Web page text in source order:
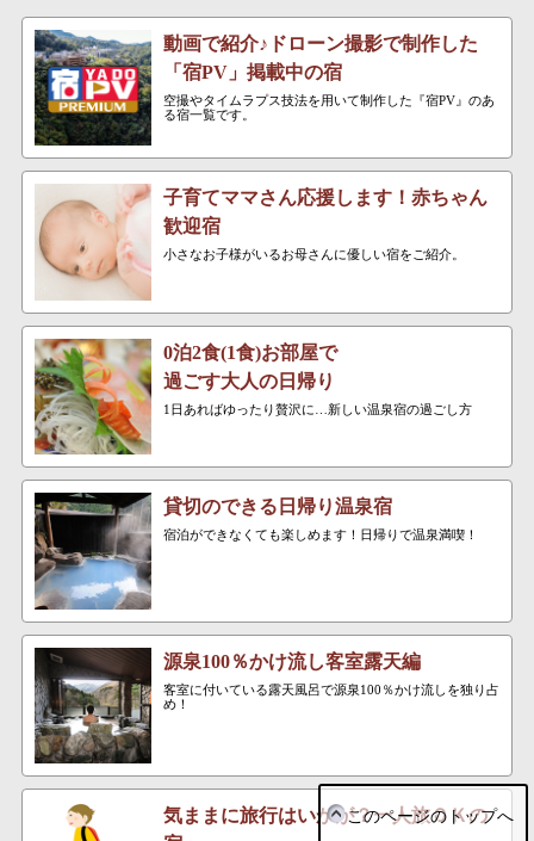
動画で紹介♪ドローン撮影で制作した
「宿PV」掲載中の宿
空撮やタイムラプス技法を用いて制作した『宿PV』のあ
る宿一覧です。
子育てママさん応援します！赤ちゃん
歓迎宿
小さなお子様がいるお母さんに優しい宿をご紹介。
0泊2食(1食)お部屋で
過ごす大人の日帰り
1日あればゆったり贅沢に…新しい温泉宿の過ごし方
貸切のできる日帰り温泉宿
宿泊ができなくても楽しめます！日帰りで温泉満喫！
源泉100％かけ流し客室露天編
客室に付いている露天風呂で源泉100％かけ流しを独り占
め！
気ままに旅行はいかが？一人旅ＯＫの
このページのトップへ